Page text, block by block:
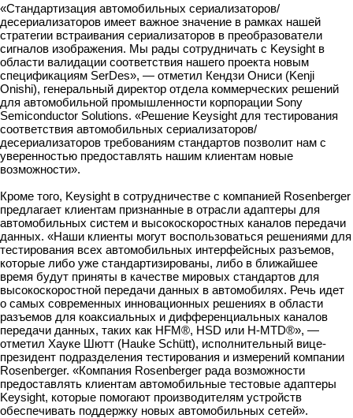
«Стандартизация автомобильных сериализаторов/
десериализаторов имеет важное значение в рамках нашей
стратегии встраивания сериализаторов в преобразователи
сигналов изображения. Мы рады сотрудничать с Keysight в
области валидации соответствия нашего проекта новым
спецификациям SerDes», — отметил Кендзи Ониси (Kenji
Onishi), генеральный директор отдела коммерческих решений
для автомобильной промышленности корпорации Sony
Semiconductor Solutions. «Решение Keysight для тестирования
соответствия автомобильных сериализаторов/
десериализаторов требованиям стандартов позволит нам с
уверенностью предоставлять нашим клиентам новые
возможности».
Кроме того, Keysight в сотрудничестве с компанией Rosenberger
предлагает клиентам признанные в отрасли адаптеры для
автомобильных систем и высокоскоростных каналов передачи
данных. «Наши клиенты могут воспользоваться решениями для
тестирования всех автомобильных интерфейсных разъемов,
которые либо уже стандартизированы, либо в ближайшее
время будут приняты в качестве мировых стандартов для
высокоскоростной передачи данных в автомобилях. Речь идет
о самых современных инновационных решениях в области
разъемов для коаксиальных и дифференциальных каналов
передачи данных, таких как HFM®, HSD или H-MTD®», —
отметил Хауке Шютт (Hauke Schütt), исполнительный вице-
президент подразделения тестирования и измерений компании
Rosenberger. «Компания Rosenberger рада возможности
предоставлять клиентам автомобильные тестовые адаптеры
Keysight, которые помогают производителям устройств
обеспечивать поддержку новых автомобильных сетей».